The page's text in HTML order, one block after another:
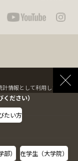
情報として利用します。
ださい）
たい方
） 在学生（大学院）